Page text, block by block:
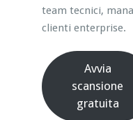
team tecnici,
clienti enterprise.
Avvia
scansione
gratuita